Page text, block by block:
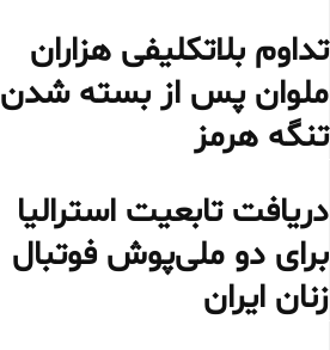
تداوم بلاتکلیفی هزاران
ملوان پس از بسته شدن
تنگه هرمز
دریافت تابعیت استرالیا
برای دو ملی‌پوش فوتبال
زنان ایران